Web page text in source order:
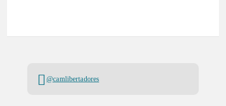
@camlibertadores